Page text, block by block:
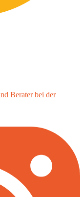
Berater bei der